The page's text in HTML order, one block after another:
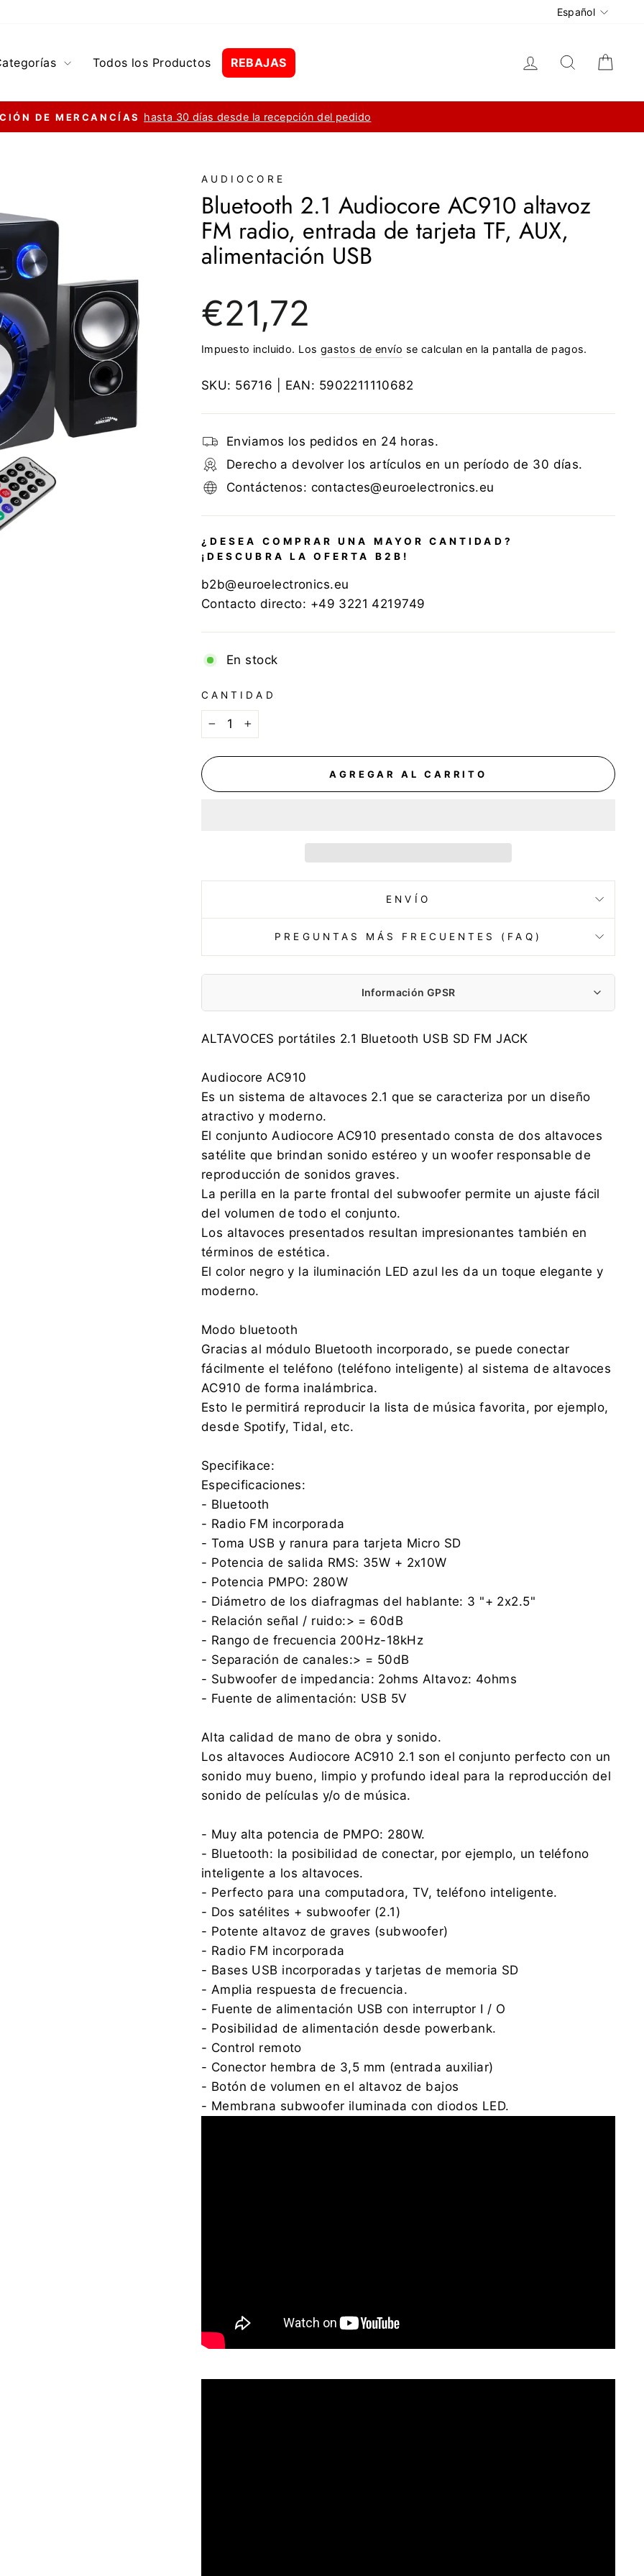
Idioma
Español
Todos los Productos REBAJAS Ingresar Buscar
diapositivas
DE MERCANCÍAS hasta 30 días desde la recepción del pedido
AUDIOCORE
Bluetooth 2.1 Audiocore AC910 altavoz
FM radio, entrada de tarjeta TF, AUX,
alimentación USB
regular
€21,72
Impuesto incluido. Los gastos de envío se calculan en la pantalla de pagos.
SKU: 56716 | EAN: 5902211110682
Enviamos los pedidos en 24 horas.
Derecho a devolver los artículos en un período de 30 días.
Contáctenos: contactes@euroelectronics.eu
¿DESEA COMPRAR UNA MAYOR CANTIDAD?
¡DESCUBRA LA OFERTA B2B!
b2b@euroelectronics.eu
Contacto directo: +49 3221 4219749
En stock
CANTIDAD
AGREGAR AL CARRITO
ENVÍO
PREGUNTAS MÁS FRECUENTES (FAQ)
Información GPSR
Fabricante:
Centrumelektroniki.EU Sp. z o.o.
Korfantego 7, 42-600 Tarnowskie Góry
Importador:
Centrumelektroniki.EU Sp. z o.o.
contact@centrumelektroniki.pl
+48 32 284 72 22
ALTAVOCES portátiles 2.1 Bluetooth USB SD FM JACK
Audiocore AC910
Es un sistema de altavoces 2.1 que se caracteriza por un diseño
atractivo y moderno.
El conjunto Audiocore AC910 presentado consta de dos altavoces
satélite que brindan sonido estéreo y un woofer responsable de
reproducción de sonidos graves.
La perilla en la parte frontal del subwoofer permite un ajuste fácil
del volumen de todo el conjunto.
Los altavoces presentados resultan impresionantes también en
términos de estética.
El color negro y la iluminación LED azul les da un toque elegante y
moderno.
Modo bluetooth
Gracias al módulo Bluetooth incorporado, se puede conectar
fácilmente el teléfono (teléfono inteligente) al sistema de altavoces
AC910 de forma inalámbrica.
Esto le permitirá reproducir la lista de música favorita, por ejemplo,
desde Spotify, Tidal, etc.
Specifikace:
Especificaciones:
- Bluetooth
- Radio FM incorporada
- Toma USB y ranura para tarjeta Micro SD
- Potencia de salida RMS: 35W + 2x10W
- Potencia PMPO: 280W
- Diámetro de los diafragmas del hablante: 3 "+ 2x2.5"
- Relación señal / ruido:> = 60dB
- Rango de frecuencia 200Hz-18kHz
- Separación de canales:> = 50dB
- Subwoofer de impedancia: 2ohms Altavoz: 4ohms
- Fuente de alimentación: USB 5V
Alta calidad de mano de obra y sonido.
Los altavoces Audiocore AC910 2.1 son el conjunto perfecto con un
sonido muy bueno, limpio y profundo ideal para la reproducción del
sonido de películas y/o de música.
- Muy alta potencia de PMPO: 280W.
- Bluetooth: la posibilidad de conectar, por ejemplo, un teléfono
inteligente a los altavoces.
- Perfecto para una computadora, TV, teléfono inteligente.
- Dos satélites + subwoofer (2.1)
- Potente altavoz de graves (subwoofer)
- Radio FM incorporada
- Bases USB incorporadas y tarjetas de memoria SD
- Amplia respuesta de frecuencia.
- Fuente de alimentación USB con interruptor I / O
- Posibilidad de alimentación desde powerbank.
- Control remoto
- Conector hembra de 3,5 mm (entrada auxiliar)
- Botón de volumen en el altavoz de bajos
- Membrana subwoofer iluminada con diodos LED.